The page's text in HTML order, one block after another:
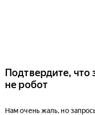
Подтвердите, что
не робот
Нам очень жаль, но